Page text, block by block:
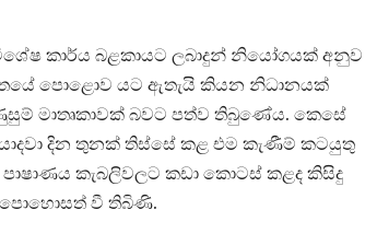
කාර්ය බළකායට ලබාදුන් නියෝගයක් අනුව
පොළොව යට ඇතැයි කියන නිධානයක්
මාතෘකාවක් බවට පත්ව තිබුණේය. කෙසේ
දින තුනක් තිස්සේ කළ එම කැණීම් කටයුතු
කැබලිවලට කඩා කොටස් කළද කිසිදු
වී තිබිණි.